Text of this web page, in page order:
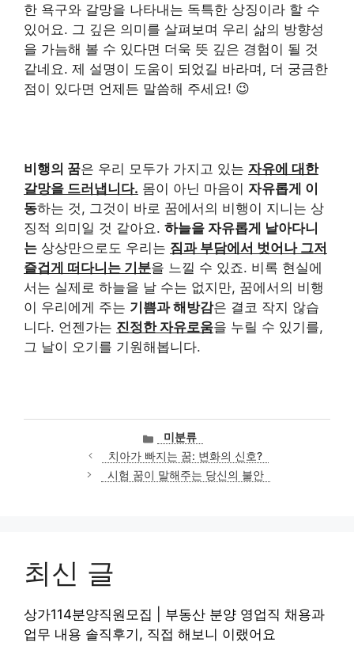
한 욕구와 갈망을 나타내는 독특한 상징이라 할 수
있어요. 그 깊은 의미를 살펴보며 우리 삶의 방향성
을 가늠해 볼 수 있다면 더욱 뜻 깊은 경험이 될 것
같네요. 제 설명이 도움이 되었길 바라며, 더 궁금한
점이 있다면 언제든 말씀해 주세요! 😉
비행의 꿈은 우리 모두가 가지고 있는 자유에 대한
갈망을 드러냅니다. 몸이 아닌 마음이 자유롭게 이
동하는 것, 그것이 바로 꿈에서의 비행이 지니는 상
징적 의미일 것 같아요. 하늘을 자유롭게 날아다니
는 상상만으로도 우리는 짐과 부담에서 벗어나 그저
즐겁게 떠다니는 기분을 느낄 수 있죠. 비록 현실에
서는 실제로 하늘을 날 수는 없지만, 꿈에서의 비행
이 우리에게 주는 기쁨과 해방감은 결코 작지 않습
니다. 언젠가는 진정한 자유로움을 누릴 수 있기를,
그 날이 오기를 기원해봅니다.
카
테
고
리
미분류
치아가 빠지는 꿈: 변화의 신호?
시험 꿈이 말해주는 당신의 불안
최신 글
상가114분양직원모집 | 부동산 분양 영업직 채용과
업무 내용 솔직후기, 직접 해보니 이랬어요